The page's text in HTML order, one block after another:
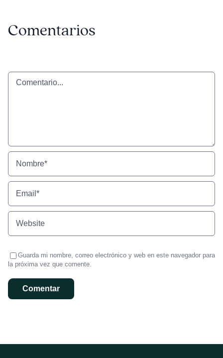
Comentarios
Comentario
Guarda mi nombre, correo electrónico y web en este navegador para
la próxima vez que comente.